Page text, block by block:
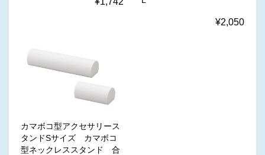
¥2,050
カマボコ型アクセサリース
タンドSサイズ カマボコ
型ネックレススタンド 合